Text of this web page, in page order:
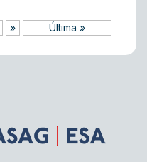
» Última »